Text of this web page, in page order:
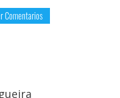
Comentarios